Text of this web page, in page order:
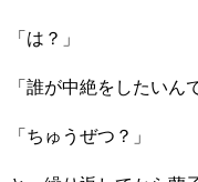
「は？」
「誰が中絶をしたいん
「ちゅうぜつ？」